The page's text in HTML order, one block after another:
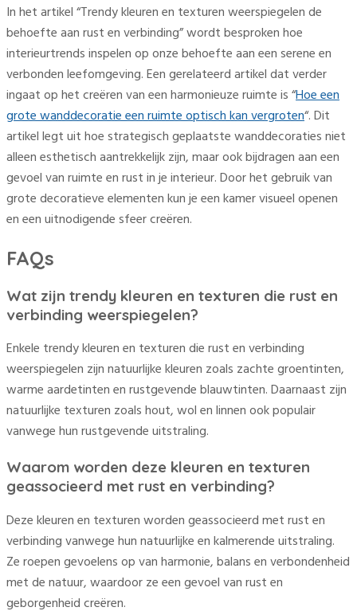
In het artikel “Trendy kleuren en texturen weerspiegelen de
behoefte aan rust en verbinding” wordt besproken hoe
interieurtrends inspelen op onze behoefte aan een serene en
verbonden leefomgeving. Een gerelateerd artikel dat verder
ingaat op het creëren van een harmonieuze ruimte is “Hoe een
grote wanddecoratie een ruimte optisch kan vergroten“. Dit
artikel legt uit hoe strategisch geplaatste wanddecoraties niet
alleen esthetisch aantrekkelijk zijn, maar ook bijdragen aan een
gevoel van ruimte en rust in je interieur. Door het gebruik van
grote decoratieve elementen kun je een kamer visueel openen
en een uitnodigende sfeer creëren.
FAQs
Wat zijn trendy kleuren en texturen die rust en
verbinding weerspiegelen?
Enkele trendy kleuren en texturen die rust en verbinding
weerspiegelen zijn natuurlijke kleuren zoals zachte groentinten,
warme aardetinten en rustgevende blauwtinten. Daarnaast zijn
natuurlijke texturen zoals hout, wol en linnen ook populair
vanwege hun rustgevende uitstraling.
Waarom worden deze kleuren en texturen
geassocieerd met rust en verbinding?
Deze kleuren en texturen worden geassocieerd met rust en
verbinding vanwege hun natuurlijke en kalmerende uitstraling.
Ze roepen gevoelens op van harmonie, balans en verbondenheid
met de natuur, waardoor ze een gevoel van rust en
geborgenheid creëren.